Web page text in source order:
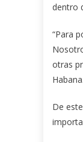
dentro
“Para
otras
Habana.
De